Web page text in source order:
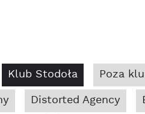
Klub Stodoła Poza
Distorted Agency